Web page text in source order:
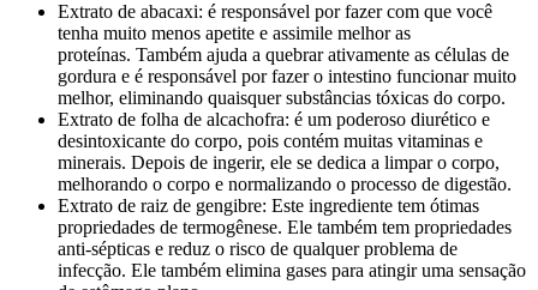
Extrato de abacaxi: é responsável por fazer com que você
tenha muito menos apetite e assimile melhor as
proteínas. Também ajuda a quebrar ativamente as células de
gordura e é responsável por fazer o intestino funcionar muito
melhor, eliminando quaisquer substâncias tóxicas do corpo.
Extrato de folha de alcachofra: é um poderoso diurético e
desintoxicante do corpo, pois contém muitas vitaminas e
minerais. Depois de ingerir, ele se dedica a limpar o corpo,
melhorando o corpo e normalizando o processo de digestão.
Extrato de raiz de gengibre: Este ingrediente tem ótimas
propriedades de termogênese. Ele também tem propriedades
anti-sépticas e reduz o risco de qualquer problema de
infecção. Ele também elimina gases para atingir uma sensação